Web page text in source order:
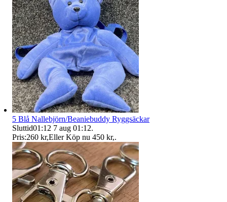
5 Blå Nallebjörn/Beaniebuddy Ryggsäckar
Sluttid01:12 7 aug 01:12.
Pris:260 kr,Eller Köp nu 450 kr,.